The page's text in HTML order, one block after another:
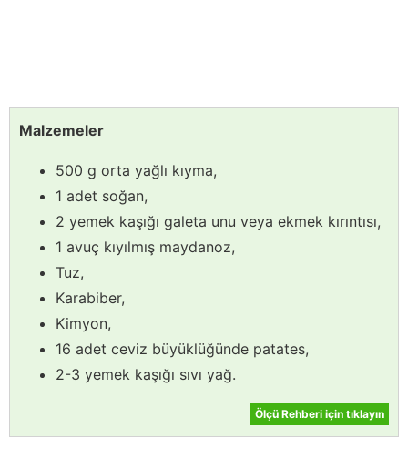
Malzemeler
500 g orta yağlı kıyma,
1 adet soğan,
2 yemek kaşığı galeta unu veya ekmek kırıntısı,
1 avuç kıyılmış maydanoz,
Tuz,
Karabiber,
Kimyon,
16 adet ceviz büyüklüğünde patates,
2-3 yemek kaşığı sıvı yağ.
Ölçü Rehberi için tıklayın